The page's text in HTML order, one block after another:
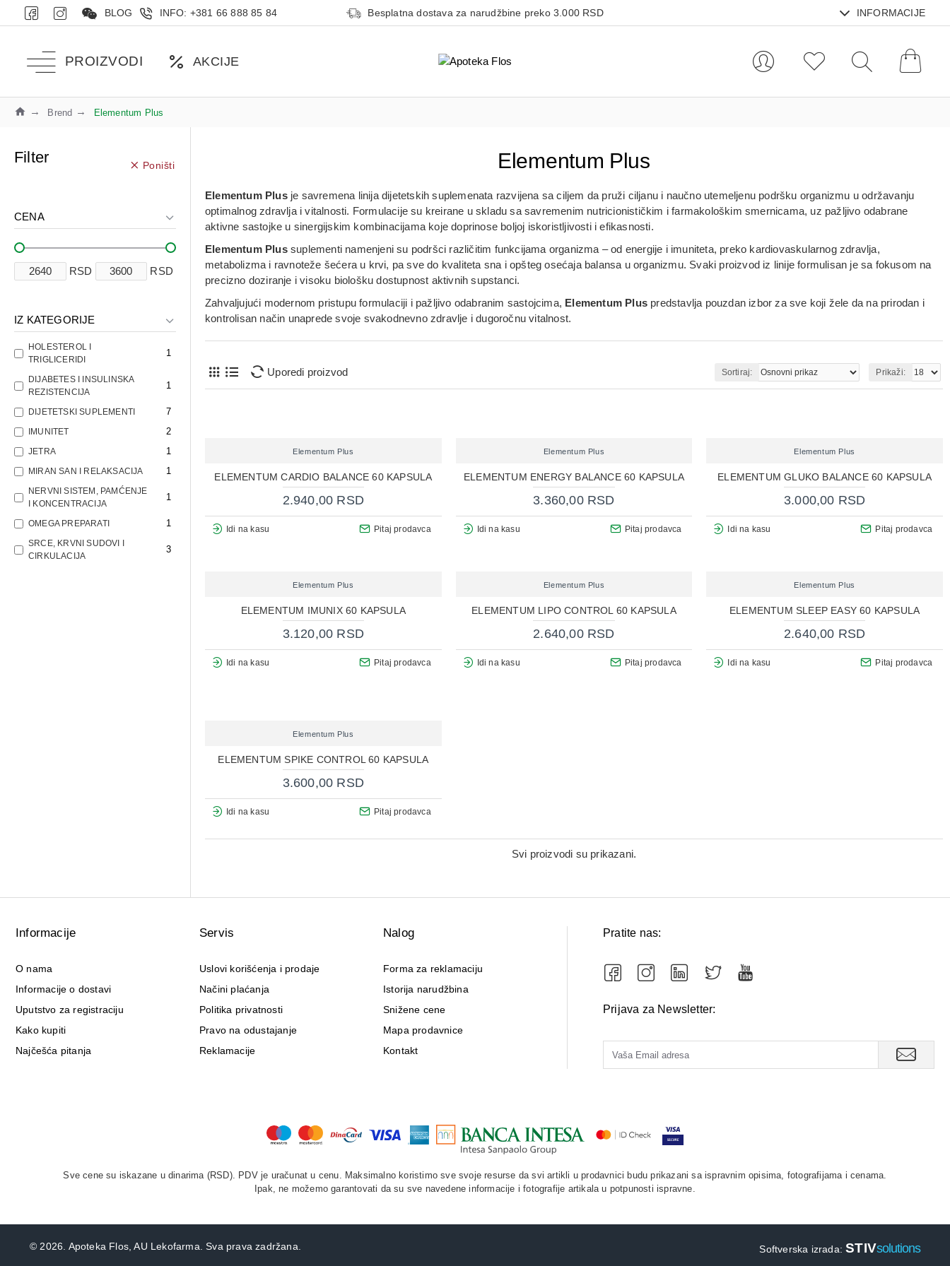
BLOG INFO: +381 66 888 85 84 Besplatna dostava za narudžbine preko 3.000 RSD INFORMACIJE
PROIZVODI AKCIJE
Brend Elementum Plus
Filter Poništi
CENA
RSD RSD
IZ KATEGORIJE
HOLESTEROL I
TRIGLICERIDI
1
DIJABETES I INSULINSKA
REZISTENCIJA
1
DIJETETSKI SUPLEMENTI 7
IMUNITET 2
JETRA 1
MIRAN SAN I RELAKSACIJA 1
NERVNI SISTEM, PAMĆENJE
I KONCENTRACIJA
1
OMEGA PREPARATI 1
SRCE, KRVNI SUDOVI I
CIRKULACIJA
3
Elementum Plus
Elementum Plusje savremena linija dijetetskih suplemenata razvijena sa ciljem da pruži ciljanu i naučno utemeljenu podršku organizmu u održavanju
optimalnog zdravlja i vitalnosti. Formulacije su kreirane u skladu sa savremenim nutricionističkim i farmakološkim smernicama, uz pažljivo odabrane
aktivne sastojke u sinergijskim kombinacijama koje doprinose boljoj iskoristljivosti i efikasnosti.
Elementum Plussuplementi namenjeni su podršci različitim funkcijama organizma – od energije i imuniteta, preko kardiovaskularnog zdravlja,
metabolizma i ravnoteže šećera u krvi, pa sve do kvaliteta sna i opšteg osećaja balansa u organizmu. Svaki proizvod iz linije formulisan je sa fokusom na
precizno doziranje i visoku biološku dostupnost aktivnih supstanci.
Zahvaljujući modernom pristupu formulaciji i pažljivo odabranim sastojcima, Elementum Plus predstavlja pouzdan izbor za sve koji žele da na prirodan i
kontrolisan način unaprede svoje svakodnevno zdravlje i dugoročnu vitalnost.
Uporedi proizvod Sortiraj: Prikaži:
Elementum Plus
ELEMENTUM CARDIO BALANCE 60 KAPSULA
2.940,00 RSD
Idi na kasu Pitaj prodavca
Elementum Plus
ELEMENTUM ENERGY BALANCE 60 KAPSULA
3.360,00 RSD
Idi na kasu Pitaj prodavca
Elementum Plus
ELEMENTUM GLUKO BALANCE 60 KAPSULA
3.000,00 RSD
Idi na kasu Pitaj prodavca
Elementum Plus
ELEMENTUM IMUNIX 60 KAPSULA
3.120,00 RSD
Idi na kasu Pitaj prodavca
Elementum Plus
ELEMENTUM LIPO CONTROL 60 KAPSULA
2.640,00 RSD
Idi na kasu Pitaj prodavca
Elementum Plus
ELEMENTUM SLEEP EASY 60 KAPSULA
2.640,00 RSD
Idi na kasu Pitaj prodavca
Elementum Plus
ELEMENTUM SPIKE CONTROL 60 KAPSULA
3.600,00 RSD
Idi na kasu Pitaj prodavca
Svi proizvodi su prikazani.
Informacije
O nama
Informacije o dostavi
Uputstvo za registraciju
Kako kupiti
Najčešća pitanja
Servis
Uslovi korišćenja i prodaje
Načini plaćanja
Politika privatnosti
Pravo na odustajanje
Reklamacije
Nalog
Forma za reklamaciju
Istorija narudžbina
Snižene cene
Mapa prodavnice
Kontakt
Pratite nas:
Prijava za Newsletter:
Sve cene su iskazane u dinarima (RSD). PDV je uračunat u cenu. Maksimalno koristimo sve svoje resurse da svi artikli u prodavnici budu prikazani sa ispravnim opisima, fotografijama i cenama.
Ipak, ne možemo garantovati da su sve navedene informacije i fotografije artikala u potpunosti ispravne.
© 2026. Apoteka Flos, AU Lekofarma. Sva prava zadržana. Softverska izrada:STIVsolutions